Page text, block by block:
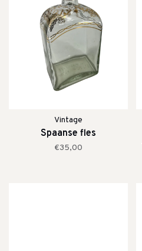
Vintage
Spaanse fles
€35,00